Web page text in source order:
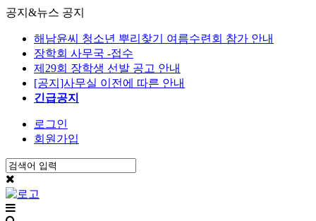
공지&뉴스 공지
해남윤씨 청소년 뿌리찾기 여름수련회 참가 안내
장학회 사무국 -접수
제29회 장학생 선발 공고 안내
[공지]사무실 이전에 따른 안내
긴급공지
로그인
회원가입